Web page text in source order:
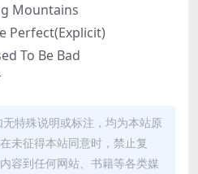
Mountains
Perfect(Explicit)
To Be Bad
特殊说明或标注，均为本站原
未征得本站同意时，禁止复
容到任何网站、书籍等各类媒